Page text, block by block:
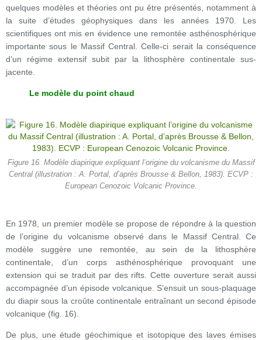
quelques modèles et théories ont pu être présentés, notamment à
la suite d’études géophysiques dans les années 1970. Les
scientifiques ont mis en évidence une remontée asthénosphérique
importante sous le Massif Central. Celle-ci serait la conséquence
d’un régime extensif subit par la lithosphère continentale sus-
jacente.
Le modèle du point chaud
Figure 16. Modèle diapirique expliquant l’origine du volcanisme du Massif
Central (illustration : A. Portal, d’après Brousse & Bellon, 1983). ECVP :
European Cenozoic Volcanic Province.
En 1978, un premier modèle se propose de répondre à la question
de l’origine du volcanisme observé dans le Massif Central. Ce
modèle suggère une remontée, au sein de la lithosphère
continentale, d’un corps asthénosphérique provoquant une
extension qui se traduit par des rifts. Cette ouverture serait aussi
accompagnée d’un épisode volcanique. S’ensuit un sous-plaquage
du diapir sous la croûte continentale entraînant un second épisode
volcanique (fig. 16).
De plus, une étude géochimique et isotopique des laves émises